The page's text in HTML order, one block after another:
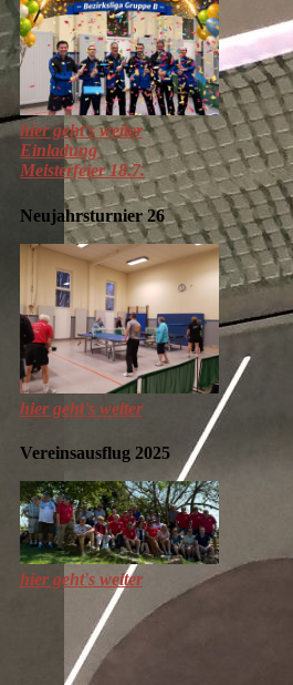
hier geht's weiter
Einladung
Meisterfeier 18.7.
Neujahrsturnier 26
hier geht's weiter
Vereinsausflug 2025
hier geht's weiter